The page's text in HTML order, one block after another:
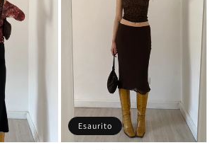
Esaurito